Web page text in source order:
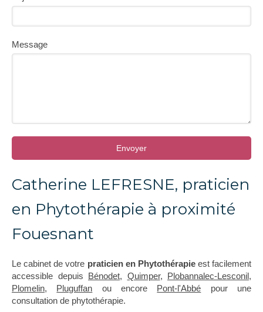
Message
Envoyer
Catherine LEFRESNE, praticien
en Phytothérapie à proximité
Fouesnant
Le cabinet de votre praticien en Phytothérapieest facilement
accessible depuis Bénodet, Quimper, Plobannalec-Lesconil,
Plomelin, Pluguffan ou encore Pont-l'Abbé pour une
consultation de phytothérapie.